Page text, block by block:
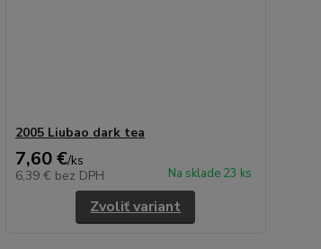
2005 Liubao dark tea
7,60 €/ks
6,39 € bez DPH Na sklade 23 ks
Zvoliť variant